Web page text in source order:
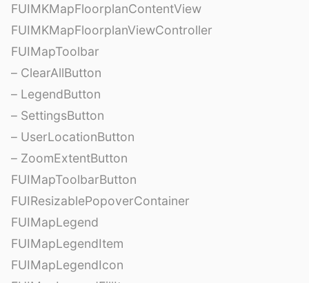
FUIMKMapFloorplanContentView
FUIMKMapFloorplanViewController
FUIMapToolbar
– ClearAllButton
– LegendButton
– SettingsButton
– UserLocationButton
– ZoomExtentButton
FUIMapToolbarButton
FUIResizablePopoverContainer
FUIMapLegend
FUIMapLegendItem
FUIMapLegendIcon